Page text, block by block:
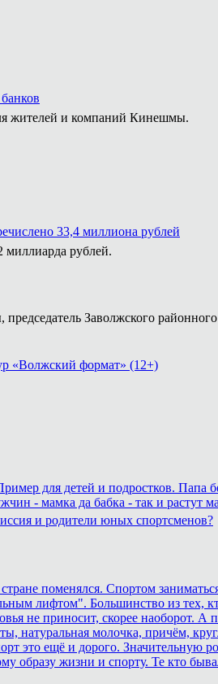
жителей и компаний Кинешмы.
33,4 миллиона рублей
миллиарда рублей.
Заволжского
«Волжский формат» (12+)
для детей и подростков. Папа
- мамка да бабка - так и растут
и родители юных спортсменов?
поменялся. Спортом
лифтом". Большинство из тех,
не приносит, скорее наоборот.
натуральная молочка, причём,
это ещё и дорого. Значительную
образу жизни и спорту. Те кто